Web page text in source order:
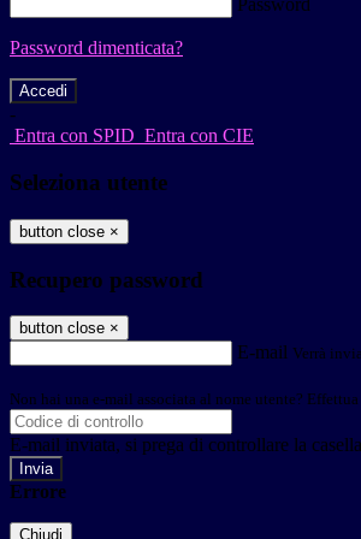
Password
Password dimenticata?
-
Entra con SPID Entra con CIE
Seleziona utente
button close ×
Recupero password
button close ×
E-mail Verrà
Non hai una e-mail associata al nome utente?
E-mail inviata, si prega di controllare la
Errore
Chiudi